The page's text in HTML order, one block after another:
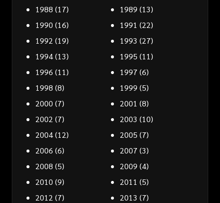
1988 (17) 1989 (13)
1990 (16) 1991 (22)
1992 (19) 1993 (27)
1994(13) 1995 (11)
1996 (11) 1997 (6)
1998 (8) 1999 (5)
2000 (7) 2001 (8)
2002 (7) 2003 (10)
2004(12) 2005 (7)
2006 (6) 2007 (3)
2008 (5) 2009 (4)
2010 (9) 2011 (5)
2012 (7) 2013 (7)